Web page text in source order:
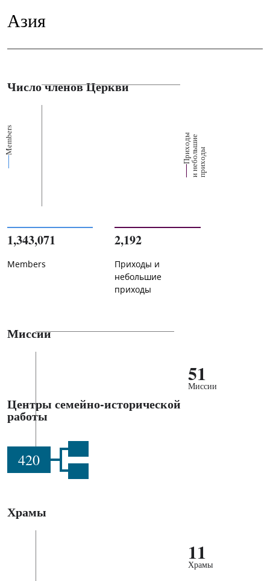
Азия
Число членов Церкви
Members П
р
их
о
д
ы
и
н
е
б
о
ль
ш
ие
п
р
и
х
о
ды
1,343,071
Members
2,192
Приходы и
небольшие
приходы
Миссии
51
Миссии
Центры семейно-исторической
работы
420
Храмы
11
Храмы